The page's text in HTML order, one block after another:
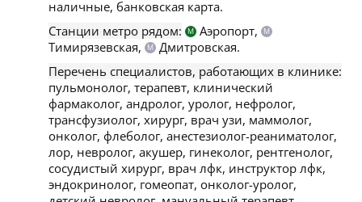
наличные, банковская карта.
Станции метро рядом:
М Аэропорт, М
Тимирязевская, М
Дмитровская.
Перечень специалистов, работающих в клинике:
пульмонолог, терапевт, клинический
фармаколог, андролог, уролог, нефролог,
трансфузиолог, хирург, врач узи, маммолог,
онколог, флеболог, анестезиолог-реаниматолог,
лор, невролог, акушер, гинеколог, рентгенолог,
сосудистый хирург, врач лфк, инструктор лфк,
эндокринолог, гомеопат, онколог-уролог,